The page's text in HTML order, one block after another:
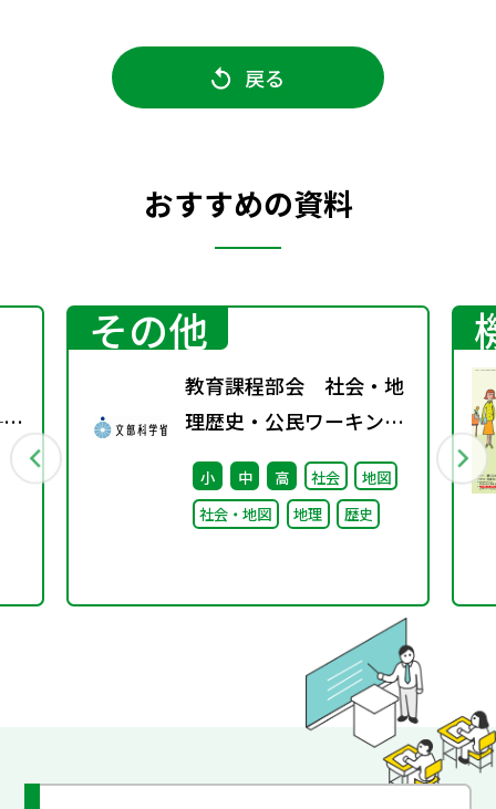
戻る
おすすめの資料
その他
教育課程部会 社会・地
理歴史・公民ワーキング
（第10回） 配付資料
小 中 高 社会
地図
社会・地図
地理 歴史